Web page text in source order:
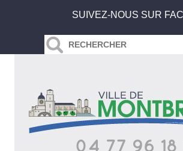
SUIVEZ-NOUS SUR